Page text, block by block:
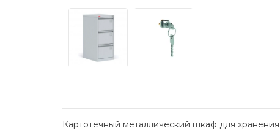
Картотечный металлический шкаф для